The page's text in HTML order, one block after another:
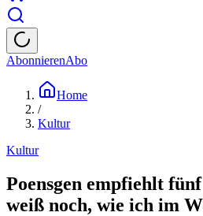
AbonnierenAbo
Home
/
Kultur
Kultur
Poensgen empfiehlt
weiß noch, wie ich im